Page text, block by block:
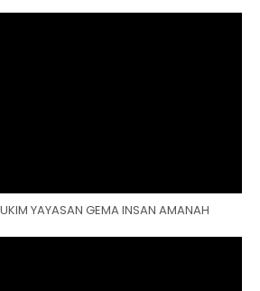
YAYASAN GEMA INSAN AMANAH